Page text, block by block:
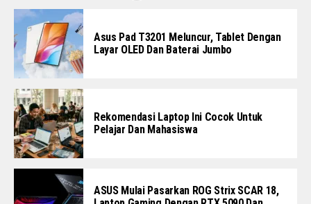
Asus Pad T3201 Meluncur, Tablet Dengan
Layar OLED Dan Baterai Jumbo
Rekomendasi Laptop Ini Cocok Untuk
Pelajar Dan Mahasiswa
ASUS Mulai Pasarkan ROG Strix SCAR 18,